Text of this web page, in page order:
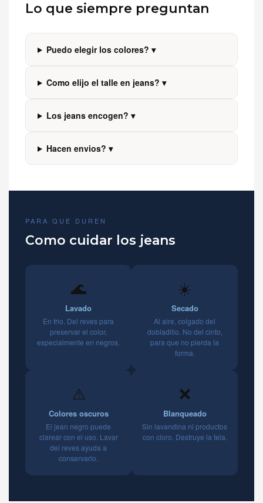
Lo que siempre preguntan
Puedo elegir los colores? ▾
Como elijo el talle en jeans? ▾
Los jeans encogen? ▾
Hacen envios? ▾
PARA QUE DUREN
Como cuidar los jeans
🌊
Lavado
En frio. Del reves para
preservar el color,
especialmente en negros.
☀️
Secado
Al aire, colgado del
dobladillo. No del cinto,
para que no pierda la
forma.
⚠️
Colores oscuros
El jean negro puede
clarear con el uso. Lavar
del reves ayuda a
conservarlo.
❌
Blanqueado
Sin lavandina ni productos
con cloro. Destruye la tela.